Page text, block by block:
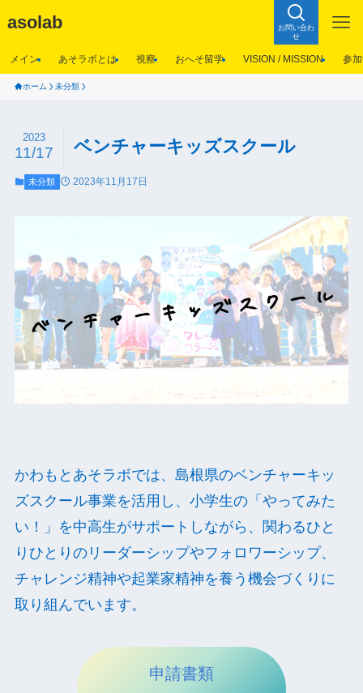
asolab お問い合わ
せ
メイン あそラボとは 視察 おへそ留学 VISION / MISSION 参
ホーム 未分類
ベンチャーキッズスクール
2023
11/17
未分類 2023年11月17日
かわもとあそラボでは、島根県のベンチャーキッ
ズスクール事業を活用し、小学生の「やってみた
い！」を中高生がサポートしながら、関わるひと
りひとりのリーダーシップやフォロワーシップ、
チャレンジ精神や起業家精神を養う機会づくりに
取り組んでいます。
申請書類